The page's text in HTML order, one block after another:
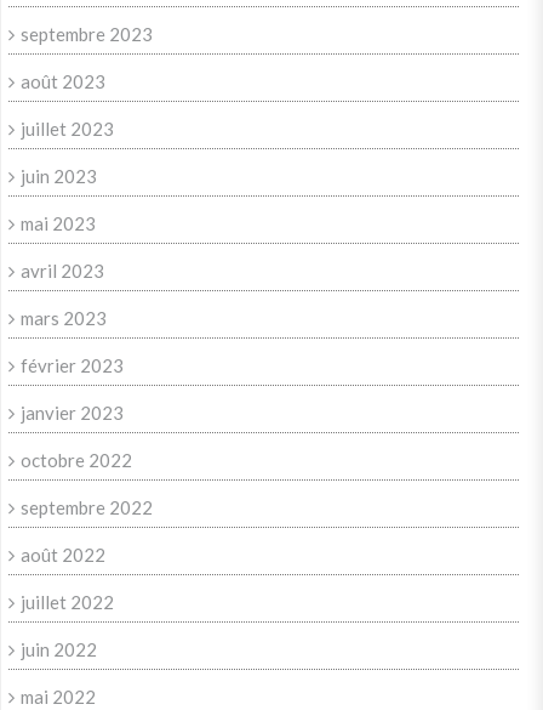
septembre 2023
août 2023
juillet 2023
juin 2023
mai 2023
avril 2023
mars 2023
février 2023
janvier 2023
octobre 2022
septembre 2022
août 2022
juillet 2022
juin 2022
mai 2022